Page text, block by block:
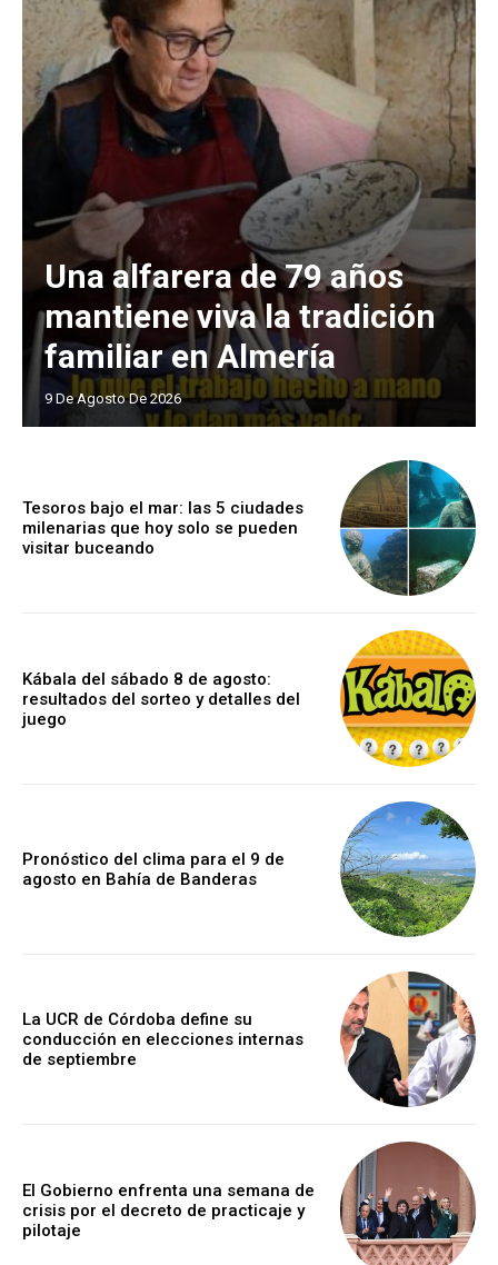
Una alfarera de 79 años
mantiene viva la tradición
familiar en Almería
9 De Agosto De 2026
Tesoros bajo el mar: las 5 ciudades
milenarias que hoy solo se pueden
visitar buceando
Kábala del sábado 8 de agosto:
resultados del sorteo y detalles del
juego
Pronóstico del clima para el 9 de
agosto en Bahía de Banderas
La UCR de Córdoba define su
conducción en elecciones internas
de septiembre
El Gobierno enfrenta una semana de
crisis por el decreto de practicaje y
pilotaje